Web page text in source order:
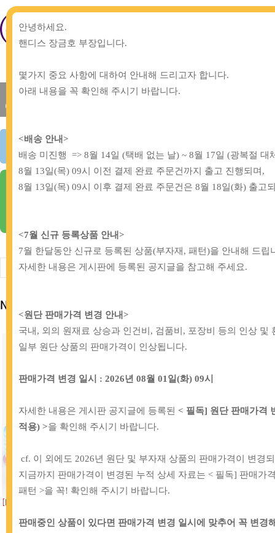
신상품
(new product)
인기상품
개발/기획원단
안녕하세요.
핸디스 장금호 부장입니다.
몇가지 중요 사항에 대하여 안내해 드리고자 합니다.
아래 내용을 꼭 확인해 주시기 바랍니다.
<배송 안내>
배송 미진행 => 8월 14일 (택배 없는 날) ~ 8월 17일 (광복절 대
8월 13일(목) 09시 이전 결제 완료 주문건까지 출고 진행되며,
8월 13일(목) 09시 이후 결제 완료 주문건은 8월 18일(화) 출고
<7월 신규 등록상품 안내>
7월 한달동안 신규로 등록된 상품(부자재, 패턴)을 안내해 드립
자세한 내용은 게시판에 등록된 공지글을 참고해 주세요.
<원단 판매가격 변경 안내>
국내, 외의 원재료 상승과 인건비, 검품비, 포장비 등의 인상 및
일부 원단 상품의 판매가격이 인상됩니다.
판매가격 변경 일시 : 2026년 08월 01일(화) 09시
자세한 내용은 게시판 공지글에 등록된 < 필독] 원단 판매가격
적용) >을 확인해 주시기 바랍니다.
cf. 이 외에도 2026년 원단 및 부자재 상품의 판매가격이 변경
지금까지 판매가격이 변경된 누적 상세 자료는 < 필독] 판매가
패턴 >을 꼭! 확인해 주시기 바랍니다.
판매중인 상품이 있다면 판매가격 변경 일시에 맞추어 꼭 변경
회사소개, 주요 상품소개, 도매거래 안내
부자재
New product
[IB]
54,000원
9,000원